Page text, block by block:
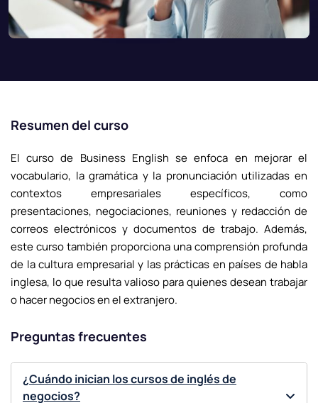
Resumen del curso
El curso de Business English se enfoca en mejorar el
vocabulario, la gramática y la pronunciación utilizadas en
contextos empresariales específicos, como
presentaciones, negociaciones, reuniones y redacción de
correos electrónicos y documentos de trabajo. Además,
este curso también proporciona una comprensión profunda
de la cultura empresarial y las prácticas en países de habla
inglesa, lo que resulta valioso para quienes desean trabajar
o hacer negocios en el extranjero.
Preguntas frecuentes
¿Cuándo inician los cursos de inglés de
negocios?